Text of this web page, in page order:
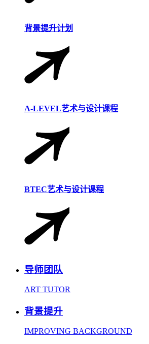
背景提升计划
A-LEVEL艺术与设计课程
BTEC艺术与设计课程
导师团队
ART TUTOR
背景提升
IMPROVING BACKGROUND